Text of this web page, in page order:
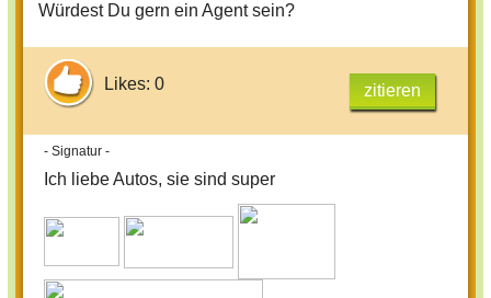
Würdest Du gern ein Agent sein?
Likes: 0 zitieren
- Signatur -
Ich liebe Autos, sie sind super​